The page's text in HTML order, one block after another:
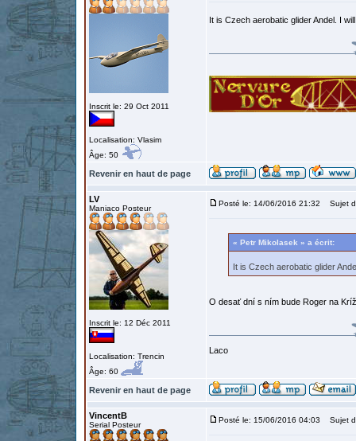
Inscrit le: 29 Oct 2011
Localisation: Vlasim
Âge: 50
It is Czech aerobatic glider Andel. I
Revenir en haut de page
LV
Maniaco Posteur
Inscrit le: 12 Déc 2011
Localisation: Trencin
Âge: 60
Posté le: 14/06/2016 21:32 Sujet
« Petr Mikolasek » a écrit:
It is Czech aerobatic glider
O desať dní s ním bude Roger na
Laco
Revenir en haut de page
VincentB
Serial Posteur
Posté le: 15/06/2016 04:03 Sujet